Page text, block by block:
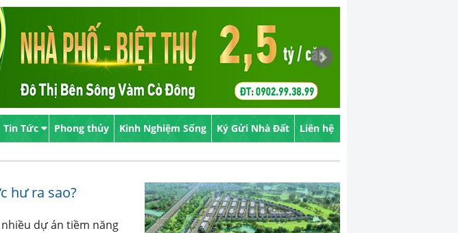
Tin Tức Phong thủy Kinh Nghiệm Sống Ký Gửi Nhà Đất Liên hệ
hư ra sao?
dự án tiềm năng